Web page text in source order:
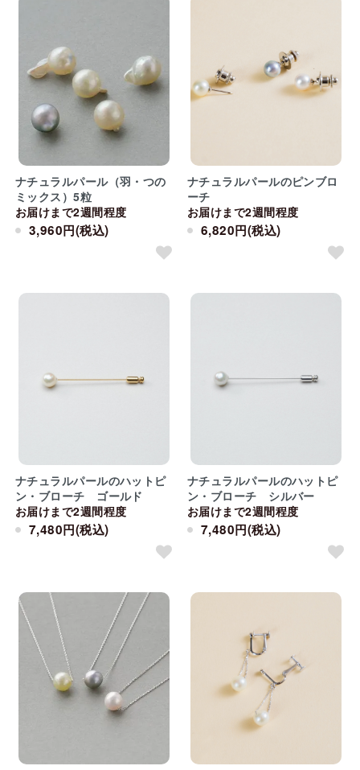
ナチュラルパール（羽・つの
ミックス）5粒
お届けまで2週間程度
3,960円(税込)
ナチュラルパールのピンブロ
ーチ
お届けまで2週間程度
6,820円(税込)
ナチュラルパールのハットピ
ン・ブローチ ゴールド
お届けまで2週間程度
7,480円(税込)
ナチュラルパールのハットピ
ン・ブローチ シルバー
お届けまで2週間程度
7,480円(税込)